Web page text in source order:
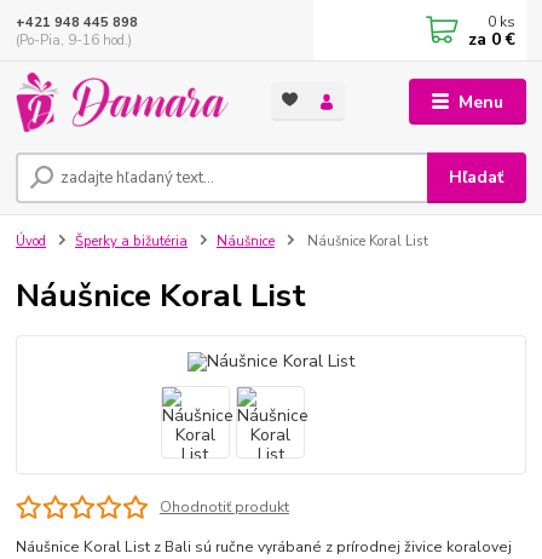
Menu
Hľadať
+421 948 445 898
(Po-Pia, 9-16 hod.)
0 ks
za 0 €
Úvod Šperky a bižutéria Náušnice Náušnice Koral List
Náušnice Koral List
Ohodnotiť produkt
Náušnice Koral List z Bali sú ručne vyrábané z prírodnej živice koralovej